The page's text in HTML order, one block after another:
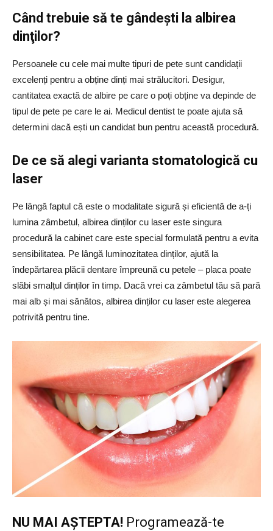
Când trebuie să te gândeşti la albirea
dinţilor?
Persoanele cu cele mai multe tipuri de pete sunt candidații
excelenți pentru a obține dinți mai strălucitori. Desigur,
cantitatea exactă de albire pe care o poți obține va depinde de
tipul de pete pe care le ai. Medicul dentist te poate ajuta să
determini dacă ești un candidat bun pentru această procedură.
De ce să alegi varianta stomatologică cu
laser
Pe lângă faptul că este o modalitate sigură și eficientă de a-ți
lumina zâmbetul, albirea dinților cu laser este singura
procedură la cabinet care este special formulată pentru a evita
sensibilitatea. Pe lângă luminozitatea dinților, ajută la
îndepărtarea plăcii dentare împreună cu petele – placa poate
slăbi smalțul dinților în timp. Dacă vrei ca zâmbetul tău să pară
mai alb și mai sănătos, albirea dinților cu laser este alegerea
potrivită pentru tine.
NU MAI AŞTEPTA! Programează-te